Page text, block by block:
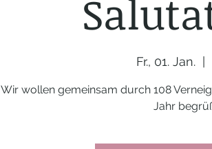
Fr., 01. Jan.
Wir wollen gemeinsam durch 108